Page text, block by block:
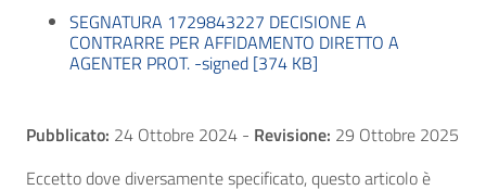
SEGNATURA 1729843227 DECISIONE A
CONTRARRE PER AFFIDAMENTO DIRETTO A
AGENTER PROT. -signed [374 KB]
Pubblicato: 24 Ottobre 2024 - Revisione: 29 Ottobre 2025
Eccetto dove diversamente specificato, questo articolo è